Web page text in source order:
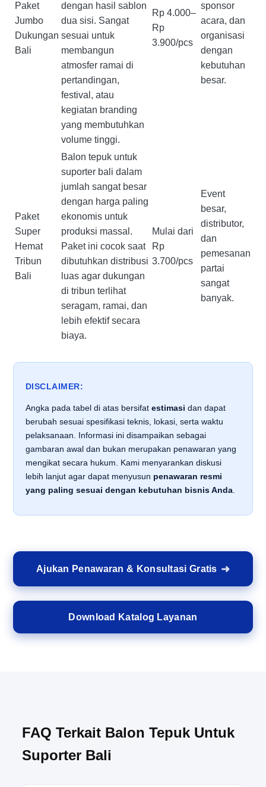
Paket
Jumbo
Dukungan
Bali
dengan hasil sablon
dua sisi. Sangat
sesuai untuk
membangun
atmosfer ramai di
pertandingan,
festival, atau
kegiatan branding
yang membutuhkan
volume tinggi.
Rp 4.000–
Rp
3.900/pcs
sponsor
acara, dan
organisasi
dengan
kebutuhan
besar.
Paket
Super
Hemat
Tribun
Bali
Balon tepuk untuk
suporter bali dalam
jumlah sangat besar
dengan harga paling
ekonomis untuk
produksi massal.
Paket ini cocok saat
dibutuhkan distribusi
luas agar dukungan
di tribun terlihat
seragam, ramai, dan
lebih efektif secara
biaya.
Mulai dari
Rp
3.700/pcs
Event
besar,
distributor,
dan
pemesanan
partai
sangat
banyak.
DISCLAIMER:
Angka pada tabel di atas bersifat estimasi dan dapat
berubah sesuai spesifikasi teknis, lokasi, serta waktu
pelaksanaan. Informasi ini disampaikan sebagai
gambaran awal dan bukan merupakan penawaran yang
mengikat secara hukum. Kami menyarankan diskusi
lebih lanjut agar dapat menyusun penawaran resmi
yang paling sesuai dengan kebutuhan bisnis Anda.
Ajukan Penawaran & Konsultasi Gratis
Download Katalog Layanan
FAQ Terkait Balon Tepuk Untuk
Suporter Bali